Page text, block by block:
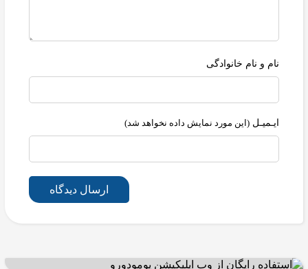
نام و نام خانوادگی
ایـمیـل (این مورد نمایش داده نخواهد شد)
ارسال دیدگاه